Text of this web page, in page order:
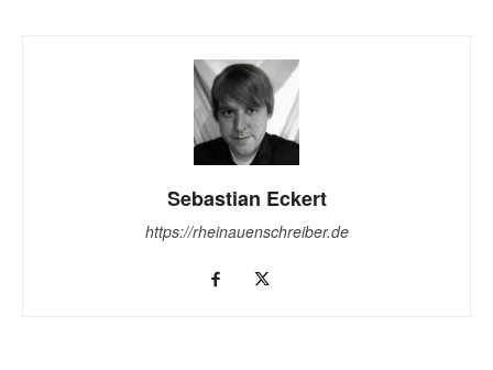
Sebastian Eckert
https://rheinauenschreiber.de